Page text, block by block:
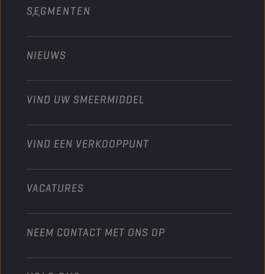
Bouw en mijnbouw
Moto’s & ATV
Industrie
Scheepvaart
Over ons
Technology
Ontdek onze motorsportpartners
SEGMENTEN
Personenwagens
Motorfiets
Heavy-Duty
NIEUWS
VIND UW SMEERMIDDEL
VIND EEN VERKOOPPUNT
VACATURES
NEEM CONTACT MET ONS OP